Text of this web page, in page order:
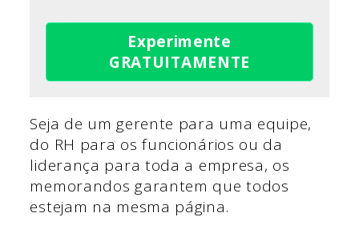
Experimente
GRATUITAMENTE
Seja de um gerente para uma equipe,
do RH para os funcionários ou da
liderança para toda a empresa, os
memorandos garantem que todos
estejam na mesma página.